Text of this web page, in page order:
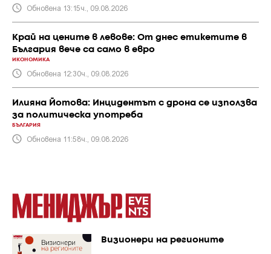
Обновена 13:15ч., 09.08.2026
Край на цените в левове: От днес етикетите в
България вече са само в евро
ИКОНОМИКА
Обновена 12:30ч., 09.08.2026
Илияна Йотова: Инцидентът с дрона се използва
за политическа употреба
БЪЛГАРИЯ
Обновена 11:58ч., 09.08.2026
Визионери на регионите